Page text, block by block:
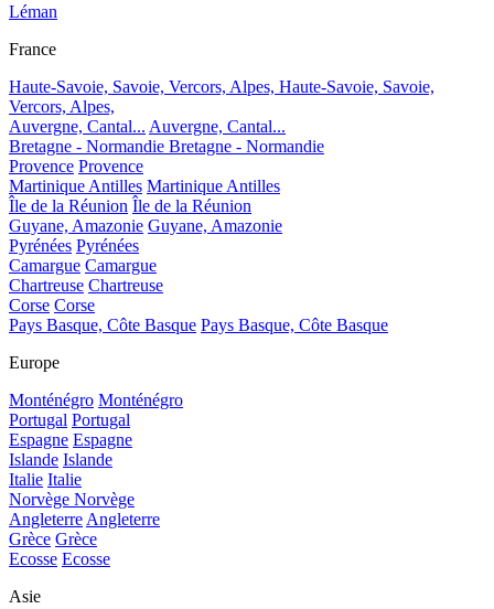
Léman
France
Haute-Savoie, Savoie, Vercors, Alpes, Haute-Savoie, Savoie,
Vercors, Alpes,
Auvergne, Cantal... Auvergne, Cantal...
Bretagne - Normandie Bretagne - Normandie
Provence Provence
Martinique Antilles Martinique Antilles
Île de la Réunion Île de la Réunion
Guyane, Amazonie Guyane, Amazonie
Pyrénées Pyrénées
Camargue Camargue
Chartreuse Chartreuse
Corse Corse
Pays Basque, Côte Basque Pays Basque, Côte Basque
Europe
Monténégro Monténégro
Portugal Portugal
Espagne Espagne
Islande Islande
Italie Italie
Norvège Norvège
AngleterreAngleterre
Grèce Grèce
Ecosse Ecosse
Asie